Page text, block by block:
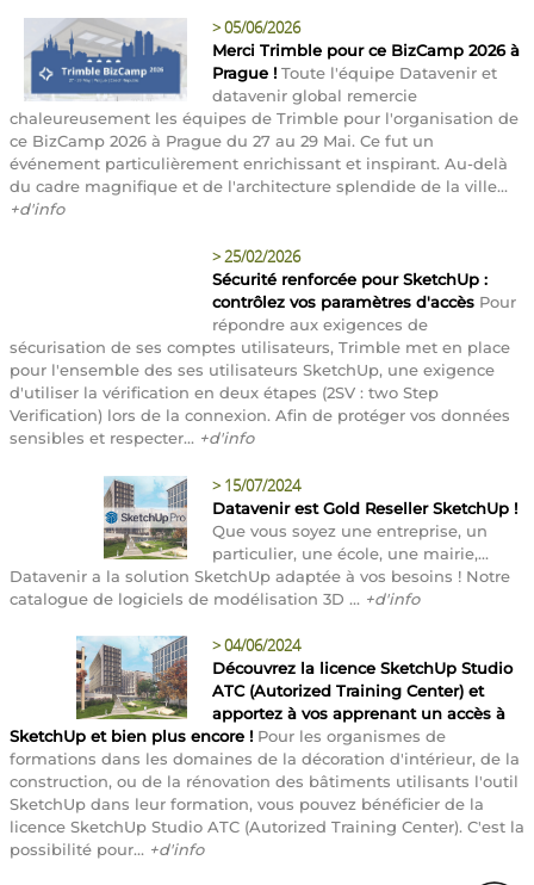
>05/06/2026
Merci Trimble pour ce BizCamp 2026 à
Prague ! Toute l'équipe Datavenir et
datavenir global remercie
chaleureusement les équipes de Trimble pour l'organisation de
ce BizCamp 2026 à Prague du 27 au 29 Mai. Ce fut un
événement particulièrement enrichissant et inspirant. Au-delà
du cadre magnifique et de l'architecture splendide de la ville...
+d'info
>25/02/2026
Sécurité renforcée pour SketchUp :
contrôlez vos paramètres d'accès Pour
répondre aux exigences de
sécurisation de ses comptes utilisateurs, Trimble met en place
pour l'ensemble des ses utilisateurs SketchUp, une exigence
d'utiliser la vérification en deux étapes (2SV : two Step
Verification) lors de la connexion. Afin de protéger vos données
sensibles et respecter... +d'info
> 15/07/2024
Datavenir est Gold Reseller SketchUp !
Que vous soyez une entreprise, un
particulier, une école, une mairie,...
Datavenir a la solution SketchUp adaptée à vos besoins ! Notre
catalogue de logiciels de modélisation 3D ... +d'info
>04/06/2024
Découvrez la licence SketchUp Studio
ATC (Autorized Training Center) et
apportez à vos apprenant un accès à
SketchUp et bien plus encore ! Pour les organismes de
formations dans les domaines de la décoration d'intérieur, de la
construction, ou de la rénovation des bâtiments utilisants l'outil
SketchUp dans leur formation, vous pouvez bénéficier de la
licence SketchUp Studio ATC (Autorized Training Center). C'est la
possibilité pour... +d'info